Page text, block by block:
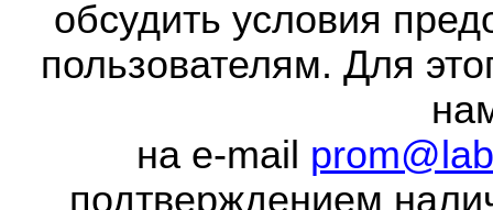
обсудить условия
пользователям. Для
на e-mail
подтверждением